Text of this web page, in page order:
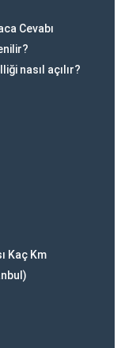
Cevabı
nasıl açılır?
Kaç Km